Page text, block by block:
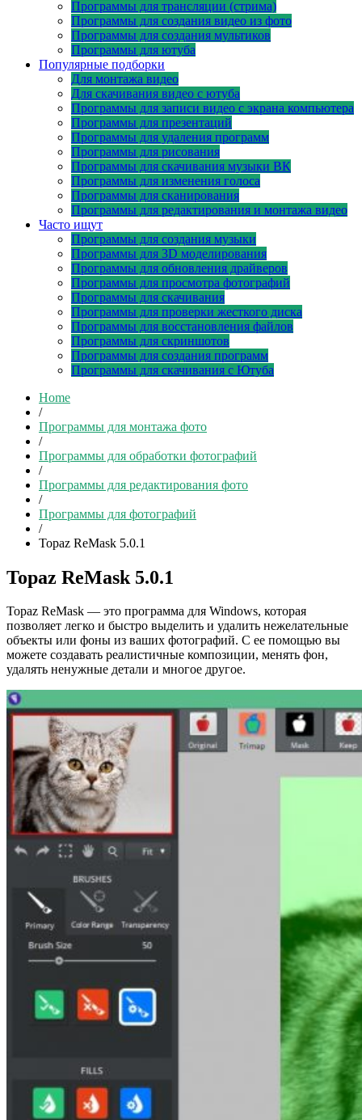
Программы для трансляции (стрима)
Программы для создания видео из фото
Программы для создания мультиков
Программы для ютуба
Популярные подборки
Для монтажа видео
Для скачивания видео с ютуба
Программы для записи видео с экрана компьютера
Программы для презентаций
Программы для удаления программ
Программы для рисования
Программы для скачивания музыки ВК
Программы для изменения голоса
Программы для сканирования
Программы для редактирования и монтажа видео
Часто ищут
Программы для создания музыки
Программы для 3D моделирования
Программы для обновления драйверов
Программы для просмотра фотографий
Программы для скачивания
Программы для проверки жесткого диска
Программы для восстановления файлов
Программы для скриншотов
Программы для создания программ
Программы для скачивания с Ютуба
Home
/
Программы для монтажа фото
/
Программы для обработки фотографий
/
Программы для редактирования фото
/
Программы для фотографий
/
Topaz ReMask 5.0.1
Topaz ReMask 5.0.1
Topaz ReMask — это программа для Windows, которая
позволяет легко и быстро выделить и удалить нежелательные
объекты или фоны из ваших фотографий. С ее помощью вы
можете создавать реалистичные композиции, менять фон,
удалять ненужные детали и многое другое.